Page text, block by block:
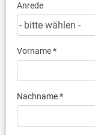
Anrede
Vorname *
Nachname *